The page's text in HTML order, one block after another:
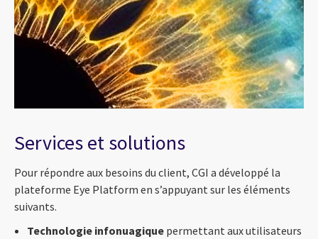
Services et solutions
Pour répondre aux besoins du client, CGI a développé la
plateforme Eye Platform en s’appuyant sur les éléments
suivants.
Technologie infonuagique permettant aux utilisateurs